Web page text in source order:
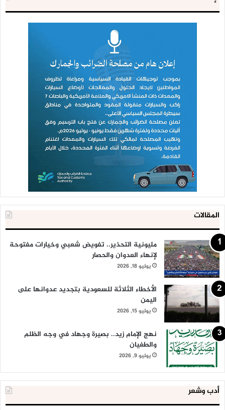
المقالات
مليونية التحذير.. تفويض شعبي وخيارات مفتوحة
لإنهاء العدوان والحصار
يوليو 18, 2026
الأخطاء الثلاثة للسعودية بتجديد عدوانها على
اليمن
يوليو 15, 2026
نهج الإمام زيد.. بصيرة وجهاد في وجه الظلم
والطغيان
يوليو 9, 2026
أدب وشعر